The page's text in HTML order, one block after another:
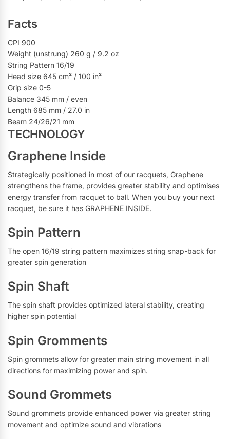
Facts
CPI 900
Weight (unstrung) 260 g / 9.2 oz
String Pattern 16/19
Head size 645 cm² / 100 in²
Grip size 0-5
Balance 345 mm / even
Length 685 mm / 27.0 in
Beam 24/26/21 mm
TECHNOLOGY
Graphene Inside
Strategically positioned in most of our racquets, Graphene
strengthens the frame, provides greater stability and optimises
energy transfer from racquet to ball. When you buy your next
racquet, be sure it has GRAPHENE INSIDE.
Spin Pattern
The open 16/19 string pattern maximizes string snap-back for
greater spin generation
Spin Shaft
The spin shaft provides optimized lateral stability, creating
higher spin potential
Spin Gromments
Spin grommets allow for greater main string movement in all
directions for maximizing power and spin.
Sound Grommets
Sound grommets provide enhanced power via greater string
movement and optimize sound and vibrations